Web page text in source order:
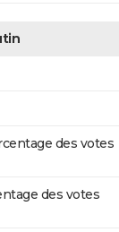
des votes
des votes